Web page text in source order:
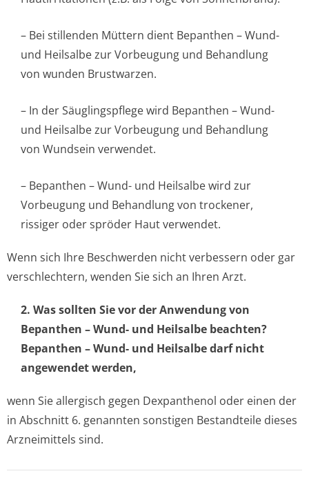
– Bei stillenden Müttern dient Bepanthen – Wund-
und Heilsalbe zur Vorbeugung und Behandlung
von wunden Brustwarzen.
– In der Säuglingspflege wird Bepanthen – Wund-
und Heilsalbe zur Vorbeugung und Behandlung
von Wundsein verwendet.
– Bepanthen – Wund- und Heilsalbe wird zur
Vorbeugung und Behandlung von trockener,
rissiger oder spröder Haut verwendet.
Wenn sich Ihre Beschwerden nicht verbessern oder gar
verschlechtern, wenden Sie sich an Ihren Arzt.
2. Was sollten Sie vor der Anwendung von
Bepanthen – Wund- und Heilsalbe beachten?
Bepanthen – Wund- und Heilsalbe darf nicht
angewendet werden,
wenn Sie allergisch gegen Dexpanthenol oder einen der
in Abschnitt 6. genannten sonstigen Bestandteile dieses
Arzneimittels sind.